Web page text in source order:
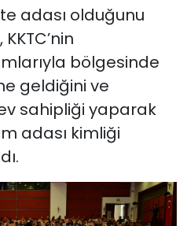
adası olduğunu
bölgesinde
geldiğini ve
sahipliği yaparak
adası kimliği